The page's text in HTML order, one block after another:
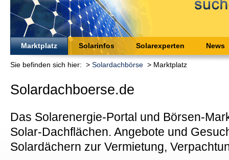
Marktplatz Solarinfos Solarexperten News
Sie befinden sich hier: > Solardachbörse > Marktplatz
Solardachboerse.de
Das Solarenergie-Portal und Börsen-
Solar-Dachflächen. Angebote und
Solardächern zur Vermietung,